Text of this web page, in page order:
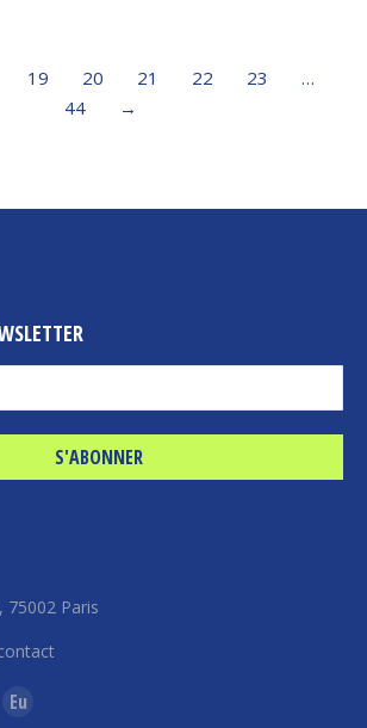
19 20 21 22 23
…
44
→
75002 Paris
La